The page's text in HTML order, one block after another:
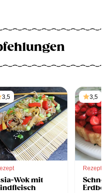
3,5
Wok mit
3,5
Rezept